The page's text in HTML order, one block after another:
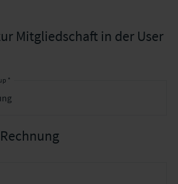
Mitgliedschaft in der User
*